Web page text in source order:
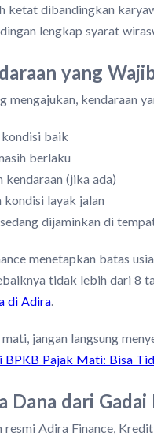
ketat dibandingkan
lengkap syarat
yang
mengajukan, kendaraan
baik
berlaku
kendaraan (jika ada)
kondisi layak jalan
dijaminkan di
menetapkan batas
tidak lebih dari 8
di Adira.
jangan langsung
BPKB Pajak Mati: Bisa
Dana dari
resmi Adira Finance,